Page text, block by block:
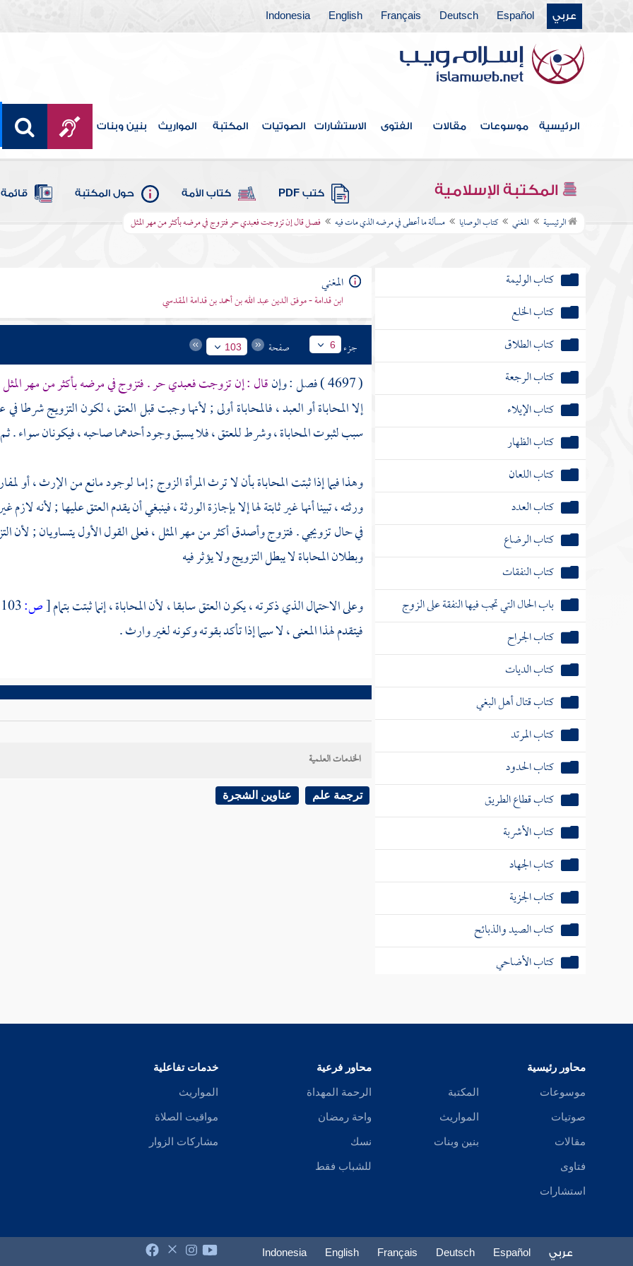
عربي Español
Deutsch
Français
English
Indonesia
الرئيسية موسوعات مقالات الفتوى الاستشارات الصوتيات المكتبة المواريث بنين وبنات
المكتبة الإسلامية كتب PDF كتاب الأمة حول المكتبة
الرئيسية المغني كتاب الوصايا مسألة ما أعطى في مرضه الذي مات فيه فصل قال إن تزوجت فعبدي حر فتزوج في مرضه بأكثر من مهر المثل
كتاب النكاح
كتاب الصداق
كتاب الوليمة
كتاب الطلاق
كتاب الإيلاء
كتاب الظهار
كتاب العدد
كتاب الرضاع
كتاب النفقات
باب الحال التي تجب فيها النفقة على الزوج
كتاب الجراح
كتاب الديات
كتاب قتال أهل البغي
كتاب المرتد
كتاب الحدود
كتاب قطاع الطريق
كتاب الأشربة
كتاب الجهاد
كتاب الجزية
كتاب الصيد والذبائح
كتاب الأضاحي
كتاب السبق والرمي
كتاب الأيمان
كتاب الكفارات
كتاب النذور
كتاب القضاء
كتاب القسمة
كتاب العتق
كتاب التدبير
المغني
ابن قدامة - موفق الدين عبد الله بن أحمد بن قدامة المقدسي
جزء 6 صفحة 103
( 4697 ) فصل : وإن قال : إن تزوجت فعبدي حر . فتزوج في مرضه بأكثر من مهر المثل
إلا المحاباة أو العبد ، فالمحاباة أولى ; لأنها وجبت قبل العتق ، لكون التزويج
سبب لثبوت المحاباة ، وشرط للعتق ، فلا يسبق وجود أحدهما صاحبه ، فيكونان سواء . ثم
وهذا فيما إذا ثبتت المحاباة بأن لا ترث المرأة الزوج ; إما لوجود مانع من الإرث ، أو
ورثته ، تبينا أنها غير ثابتة لها إلا بإجازة الورثة ، فينبغي أن يقدم العتق عليها ;
في حال تزويجي . فتزوج وأصدق أكثر من مهر المثل ، فعلى القول الأول يتساويان ; لأن
وبطلان المحاباة لا يبطل التزويج ولا يؤثر فيه
وعلى الاحتمال الذي ذكرته ، يكون العتق سابقا ، لأن المحاباة ، إنما ثبتت بتمام[ص:
فيتقدم لهذا المعنى ، لا سيما إذا تأكد بقوته وكونه لغير وارث .
الخدمات العلمية
ترجمة علم عناوين الشجرة
محاور رئيسية
موسوعات
صوتيات
مقالات
فتاوى
استشارات
المكتبة
المواريث
بنين وبنات
محاور فرعية
الرحمة المهداة
واحة رمضان
نسك
للشباب فقط
خدمات تفاعلية
المواريث
مواقيت الصلاة
مشاركات الزوار
عربي Español
Deutsch
Français
English
Indonesia